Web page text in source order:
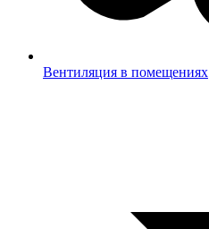
Вентиляция в помещениях